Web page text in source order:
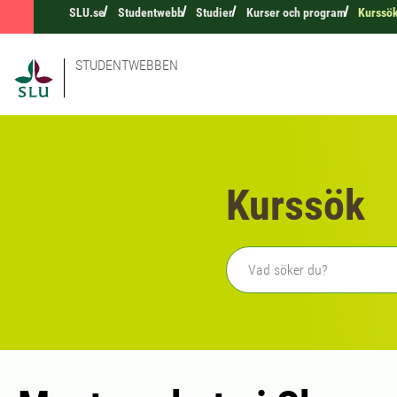
SLU.se Studentwebb Studier Kurser och program
STUDENTWEBBEN
Kurssök
Fritext sökning